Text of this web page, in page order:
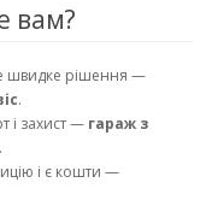
вам?
швидке рішення —
.
і захист — гараж з
.
і є кошти —